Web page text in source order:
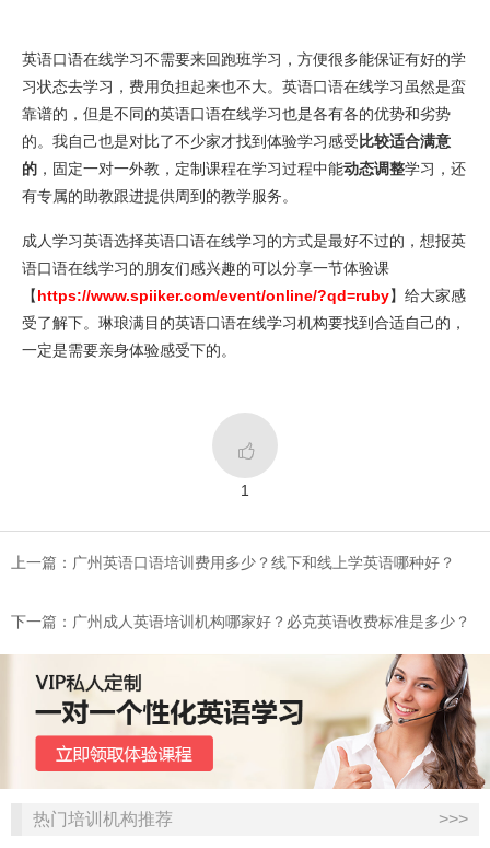
英语口语在线学习不需要来回跑班学习，方便很多能保证有好的学
习状态去学习，费用负担起来也不大。英语口语在线学习虽然是蛮
靠谱的，但是不同的英语口语在线学习也是各有各的优势和劣势
的。我自己也是对比了不少家才找到体验学习感受 比较适合满意
的 ，固定一对一外教，定制课程在学习过程中能动态调整学习，还
有专属的助教跟进提供周到的教学服务。
成人学习英语选择英语口语在线学习的方式是最好不过的，想报英
语口语在线学习的朋友们感兴趣的可以分享一节体验课
【https://www.spiiker.com/event/online/?qd=ruby】给大家感
受了解下。琳琅满目的英语口语在线学习机构要找到合适自己的，
一定是需要亲身体验感受下的。

1
上一篇：广州英语口语培训费用多少？线下和线上学英语哪种好？
下一篇：广州成人英语培训机构哪家好？必克英语收费标准是多少？
热门培训机构推荐 >>>